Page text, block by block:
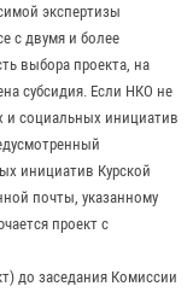
экспертизы
с двумя и более
выбора проекта, на
субсидия. Если НКО не
и социальных инициатив
инициатив Курской
почты, указанному
проект с
до заседания Комиссии